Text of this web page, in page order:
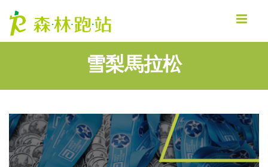
雪梨馬拉松